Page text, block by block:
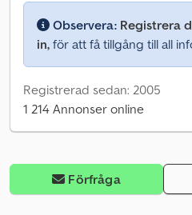
Observera: Registrera
in, för att få tillgång till all
Registrerad sedan: 2005
1 214 Annonser online
Förfråga